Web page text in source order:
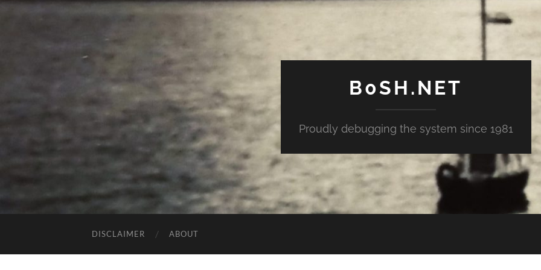
B0SH.NET
Proudly debugging the system since 1981
DISCLAIMER ABOUT